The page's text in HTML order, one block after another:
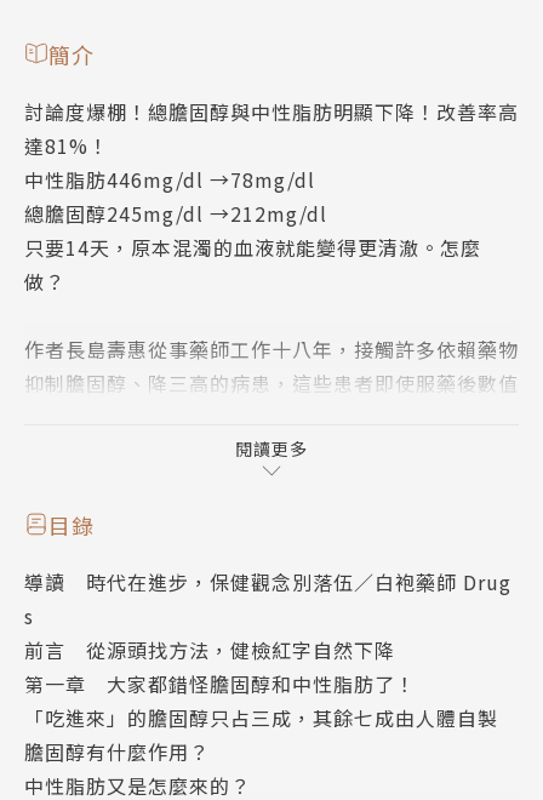
簡介
討論度爆棚！總膽固醇與中性脂肪明顯下降！改善率高
達81%！
中性脂肪446mg/dl →78mg/dl
總膽固醇245mg/dl →212mg/dl
只要14天，原本混濁的血液就能變得更清澈。怎麼
做？
作者長島壽惠從事藥師工作十八年，接觸許多依賴藥物
抑制膽固醇、降三高的病患，這些患者即使服藥後數值
力、情緒低落、肌肉痠痛等。
這令她不禁感嘆：「想成就健康有活力的人生，光靠藥
物是不夠的。」
各地巡迴演講，宣導「不吃藥也能變得更健康」的觀念
及方法，至今已超過1500場。更在全國設有160處宣
導各式飲食提案與自癒體操的「健康教室」，迄今已有
超過八萬人受惠，膽固醇值與血糖值改善率高達8
1%！
如果你的健檢數值出現紅字，又怕吃太多藥對身體有
閱讀更多
目錄
導讀 時代在進步，保健觀念別落伍／白袍藥師 Drug
s
前言 從源頭找方法，健檢紅字自然下降
第一章 大家都錯怪膽固醇和中性脂肪了！
「吃進來」的膽固醇只占三成，其餘七成由人體自製
膽固醇有什麼作用？
中性脂肪又是怎麼來的？